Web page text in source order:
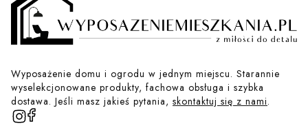
Wyposażenie domu i ogrodu w jednym miejscu. Starannie
wyselekcjonowane produkty, fachowa obsługa i szybka
dostawa. Jeśli masz jakieś pytania, skontaktuj się z nami.